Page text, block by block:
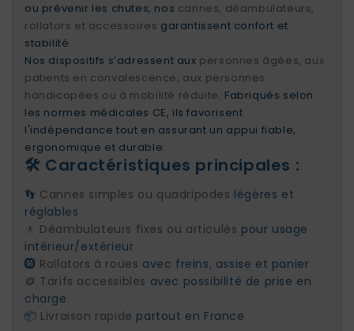
ou prévenir les chutes, nos cannes, déambulateurs,
rollators et accessoires garantissent confort et
stabilité.
Nos dispositifs s’adressent aux personnes âgées, aux
patients en convalescence, aux personnes
handicapées ou à mobilité réduite. Fabriqués selon
les normes médicales CE, ils favorisent
l'indépendance tout en assurant un appui fiable,
ergonomique et durable.
🛠️ Caractéristiques principales :
👣 Cannes simples ou quadripodes légères et
réglables
🚶 Déambulateurs fixes ou articulés pour usage
intérieur/extérieur
🛞 Rollators à roues avec freins, assise et panier
🪙 Tarifs accessibles avec possibilité de prise en
charge
📦 Livraison rapide partout en France